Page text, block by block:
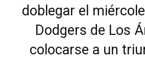
doblegar el
Dodgers de Los
colocarse a un